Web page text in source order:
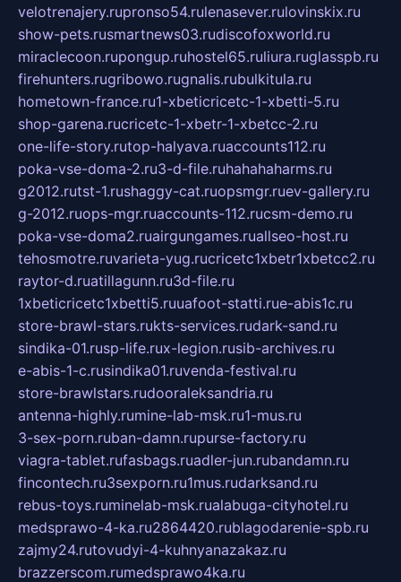
velotrenajery.rupronso54.rulenasever.rulovinskix.ru
show-pets.rusmartnews03.rudiscofoxworld.ru
miraclecoon.rupongup.ruhostel65.ruliura.ruglasspb.ru
firehunters.rugribowo.rugnalis.rubulkitula.ru
hometown-france.ru1-xbeticricetc-1-xbetti-5.ru
shop-garena.rucricetc-1-xbetr-1-xbetcc-2.ru
one-life-story.rutop-halyava.ruaccounts112.ru
poka-vse-doma-2.ru3-d-file.ruhahahaharms.ru
g2012.rutst-1.rushaggy-cat.ruopsmgr.ruev-gallery.ru
g-2012.ruops-mgr.ruaccounts-112.rucsm-demo.ru
poka-vse-doma2.ruairgungames.ruallseo-host.ru
tehosmotre.ruvarieta-yug.rucricetc1xbetr1xbetcc2.ru
raytor-d.ruatillagunn.ru3d-file.ru
1xbeticricetc1xbetti5.ruuafoot-statti.rue-abis1c.ru
store-brawl-stars.rukts-services.rudark-sand.ru
sindika-01.rusp-life.rux-legion.rusib-archives.ru
e-abis-1-c.rusindika01.ruvenda-festival.ru
store-brawlstars.rudooraleksandria.ru
antenna-highly.rumine-lab-msk.ru1-mus.ru
3-sex-porn.ruban-damn.rupurse-factory.ru
viagra-tablet.rufasbags.ruadler-jun.rubandamn.ru
fincontech.ru3sexporn.ru1mus.rudarksand.ru
rebus-toys.ruminelab-msk.rualabuga-cityhotel.ru
medsprawo-4-ka.ru2864420.rublagodarenie-spb.ru
zajmy24.rutovudyi-4-kuhnyanazakaz.ru
brazzerscom.rumedsprawo4ka.ru